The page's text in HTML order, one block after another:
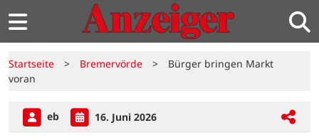
Startseite > Bremervörde >
Bürger bringen Markt
voran
eb 16. Juni 2026